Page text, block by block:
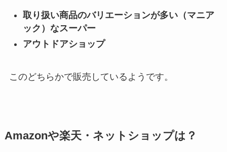
取り扱い商品のバリエーションが多い（マニア
ック）なスーパー
アウトドアショップ
このどちらかで販売しているようです。
Amazonや楽天・ネットショップは？